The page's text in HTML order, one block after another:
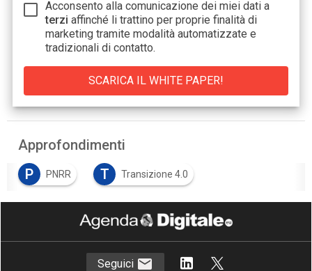
Acconsento alla comunicazione dei miei dati a
terzi affinché li trattino per proprie finalità di
marketing tramite modalità automatizzate e
tradizionali di contatto.
Approfondimenti
P
PNRR T Transizione 4.0
Seguici